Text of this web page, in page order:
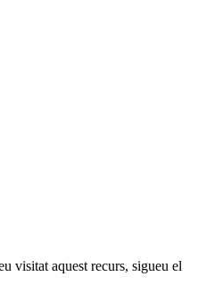
visitat aquest recurs, sigueu el